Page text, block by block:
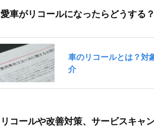
愛車がリコールになったらどうする
リコールや改善対策、サービスキャ